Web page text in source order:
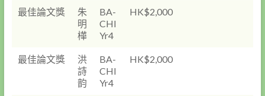
最佳論文獎
朱
明
樺
BA-
CHI
Yr4
HK$2,000
最佳論文獎
洪
詩
韵
BA-
CHI
Yr4
HK$2,000